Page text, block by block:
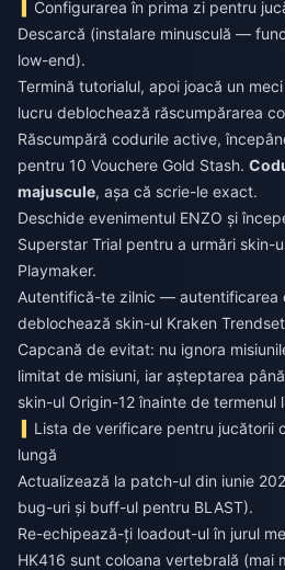
Configurarea în prima zi pentru
Descarcă (instalare minusculă —
low-end).
Termină tutorialul, apoi joacă un
lucru deblochează răscumpărarea
Răscumpără codurile active,
pentru 10 Vouchere Gold Stash.
majuscule, așa că scrie-le exact.
Deschide evenimentul ENZO și
Superstar Trial pentru a urmări skin-
Playmaker.
Autentifică-te zilnic — autentificarea
deblochează skin-ul Kraken
Capcană de evitat: nu ignora
limitat de misiuni, iar așteptarea
skin-ul Origin-12 înainte de termenul
Lista de verificare pentru jucătorii
lungă
Actualizează la patch-ul din iunie
bug-uri și buff-ul pentru BLAST).
Re-echipează-ți loadout-ul în jurul
HK416 sunt coloana vertebrală (mai